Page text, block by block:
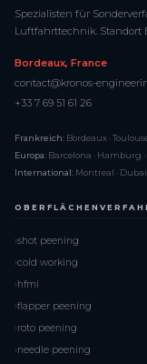
Spezialisten für
Luftfahrttechnik. Standort
Bordeaux, France
contact@kronos-
+33 7 69 51 61 26
Frankreich: Bordeaux ·
Europa: Barcelona · Hamburg
International: Montreal ·
shot peening
cold working
hfmi
flapper peening
roto peening
needle peening